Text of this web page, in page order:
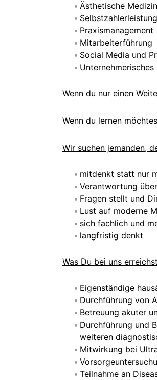
Ästhetische Medizin
Praxismanagement
Mitarbeiterführung
Social Media und
Wenn du nur einen
Wenn du lernen
Wir suchen jemanden,
mitdenkt statt nur
Verantwortung
Fragen stellt und
Lust auf moderne
sich fachlich und
langfristig denkt
Was Du bei uns erreichst
Eigenständige
Durchführung von
Betreuung akuter
Durchführung und
weiteren
Mitwirkung bei
Teilnahme an